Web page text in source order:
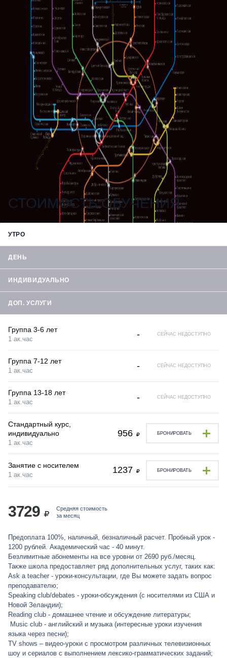
СТОИМОСТЬ ОБУЧЕНИЯ
УТРО
ДЕНЬ
ИНДИВИДУАЛЬНО
ДОП. УСЛУГИ
Группа 3-6 лет
1 ак.час - СЕЙЧАС НЕДОСТУПНО
Группа 7-12 лет
1 ак.час - СЕЙЧАС НЕДОСТУПНО
Группа 13-18 лет
1 ак.час - СЕЙЧАС НЕДОСТУПНО
Стандартный курс,
индивидуально
1 ак.час
956 БРОНИРОВАТЬ
Занятие с носителем
1 ак.час 1237 БРОНИРОВАТЬ
3729
Средняя стоимость
за месяц
Предоплата 100%, наличный, безналичный расчет. Пробный урок -
1200 рублей. Академический час - 40 минут.
Безлимитные абонементы на все уровни от 2690 руб./месяц.
Также школа предоставляет ряд дополнительных услуг, таких как:
Ask a teacher - уроки-консультации, где Вы можете задать вопрос
преподавателю;
Speaking club/debates - уроки-обсуждения (с носителями из США и
Новой Зеландии);
Reading club - домашнее чтение и обсуждение литературы;
Music club - английский и музыка (интересные уроки изучения
языка через песни);
TV shows – видео-уроки с просмотром различных телевизионных
шоу и сериалов с выполнением лексико-грамматических заданий;